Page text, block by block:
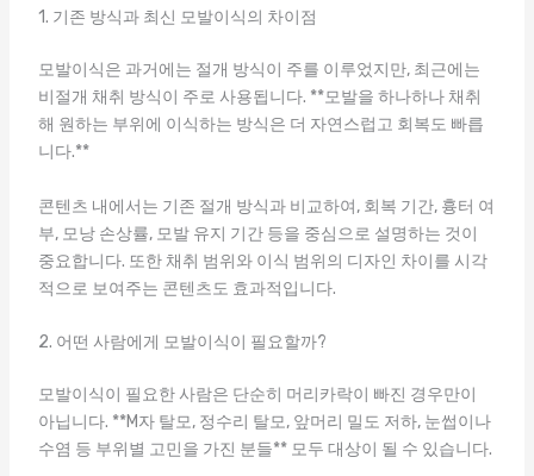
1. 기존 방식과 최신 모발이식의 차이점
모발이식은 과거에는 절개 방식이 주를 이루었지만, 최근에는
비절개 채취 방식이 주로 사용됩니다. **모발을 하나하나 채취
해 원하는 부위에 이식하는 방식은 더 자연스럽고 회복도 빠릅
니다.**
콘텐츠 내에서는 기존 절개 방식과 비교하여, 회복 기간, 흉터 여
부, 모낭 손상률, 모발 유지 기간 등을 중심으로 설명하는 것이
중요합니다. 또한 채취 범위와 이식 범위의 디자인 차이를 시각
적으로 보여주는 콘텐츠도 효과적입니다.
2. 어떤 사람에게 모발이식이 필요할까?
모발이식이 필요한 사람은 단순히 머리카락이 빠진 경우만이
아닙니다. **M자 탈모, 정수리 탈모, 앞머리 밀도 저하, 눈썹이나
수염 등 부위별 고민을 가진 분들** 모두 대상이 될 수 있습니다.